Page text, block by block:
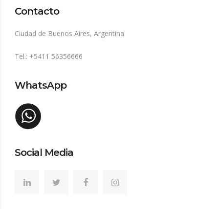
Contacto
Ciudad de Buenos Aires, Argentina
Tel.: +5411 56356666
WhatsApp
Social Media